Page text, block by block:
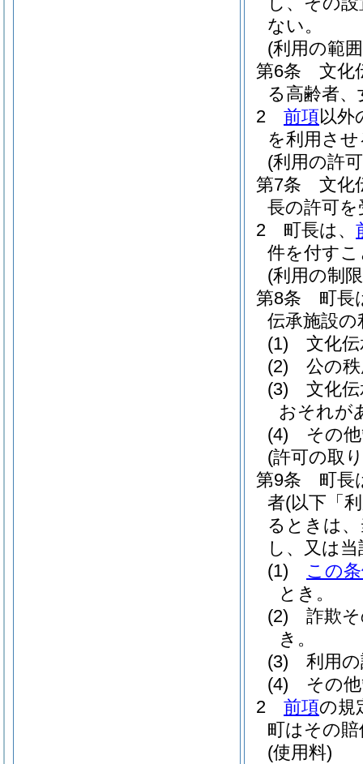
ない。
(利用の範
第6条
文化
る高齢者
2
前項以外
を利用さ
(利用の許
第7条
文化
長の許可
2
町長は、
件を付す
(利用の制
第8条
町長
伝承施設
(1)
文化
(2)
公の
(3)
文化
おそれが
(4)
その
(許可の取
第9条
町長
者(以下「
るときは
し、又は
(1)
この
とき。
(2)
詐欺
き。
(3)
利用
(4)
その
2
前項の規
町はその
(使用料)